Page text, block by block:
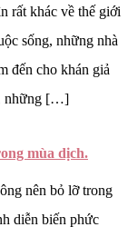
rất khác về thế giới
sống, những nhà
đến cho khán giả
những […]
mùa dịch.
nên bỏ lỡ trong
diễn biến phức